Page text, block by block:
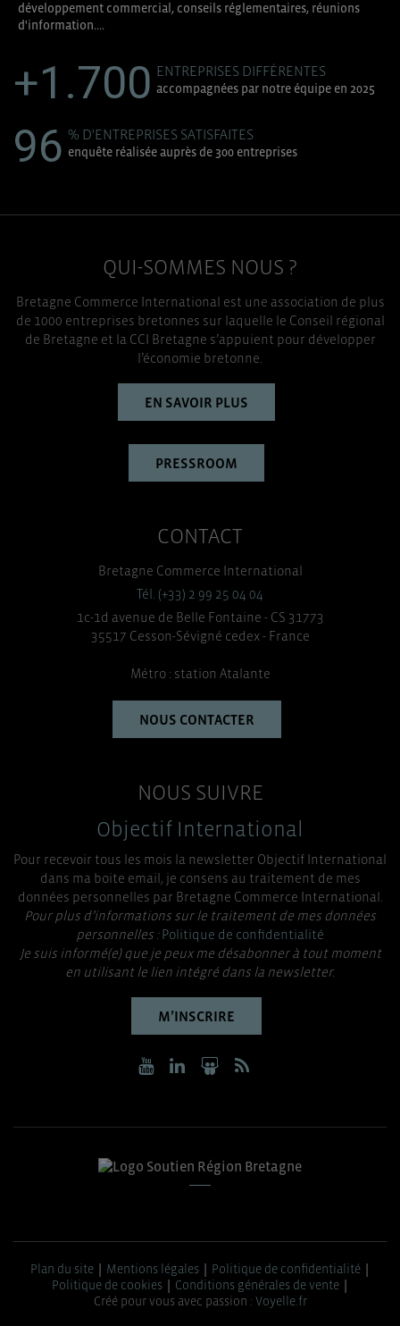
développement commercial, conseils réglementaires, réunions
d'information....
+1.700 ENTREPRISES DIFFÉRENTES
accompagnées par notre équipe en 2025
96 % D'ENTREPRISES SATISFAITES
enquête réalisée auprès de 300 entreprises
QUI-SOMMES NOUS ?
Bretagne Commerce International est une association de plus
de 1000 entreprises bretonnes sur laquelle le Conseil régional
de Bretagne et la CCI Bretagne s’appuient pour développer
l’économie bretonne.
EN SAVOIR PLUS
PRESSROOM
CONTACT
Bretagne Commerce International
Tél. (+33) 2 99 25 04 04
1c-1d avenue de Belle Fontaine - CS 31773
35517 Cesson-Sévigné cedex - France
Métro : station Atalante
NOUS CONTACTER
NOUS SUIVRE
Objectif International
Pour recevoir tous les mois la newsletter Objectif International
dans ma boite email, je consens au traitement de mes
données personnelles par Bretagne Commerce International.
Pour plus d’informations sur le traitement de mes données
personnelles :Politique de confidentialité
Je suis informé(e) que je peux me désabonner à tout moment
en utilisant le lien intégré dans la newsletter.
M’INSCRIRE
Plan du site Mentions légales
Politique de confidentialité
Politique de cookies
Conditions générales de vente
Créé pour vous avec passion : Voyelle.fr